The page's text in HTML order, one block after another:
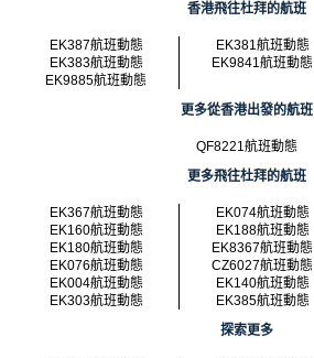
香港飛往杜拜的航班
EK387航班動態
EK381航班動態
EK383航班動態
EK9841航班動態
EK9885航班動態
更多從香港出發的航班
QF8221航班動態
更多飛往杜拜的航班
EK367航班動態
EK074航班動態
EK160航班動態
EK188航班動態
EK180航班動態
EK8367航班動態
EK076航班動態
CZ6027航班動態
EK004航班動態
EK140航班動態
EK303航班動態
EK385航班動態
探索更多